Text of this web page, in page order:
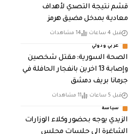
قشم نتيجة التصدي لأهداف
معادية بمدخل مضيق هرمز
قبل 4 ساعات 14 مشاهدات
عربي ودولي
الصحة السورية: مقتل شخصين
وإصابة 13 اخرين بانفجار الحافلة في
جرمانا بريف دمشق
قبل 5 ساعات 11 مشاهدات
سياسة
الزيدي يوجه بحضور وكلاء الوزارات
الشاغرة الى جلسات مجلس